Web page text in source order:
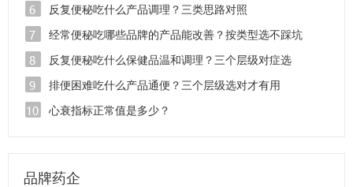
反复便秘吃什么产品调理？三类思路对照
经常便秘吃哪些品牌的产品能改善？按类型选不踩坑
反复便秘吃什么保健品温和调理？三个层级对症选
排便困难吃什么产品通便？三个层级选对才有用
心衰指标正常值是多少？
品牌药企